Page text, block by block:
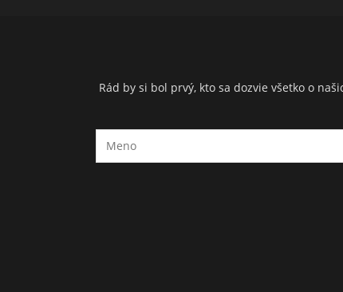
Rád by si bol prvý, kto sa dozvie všetko o